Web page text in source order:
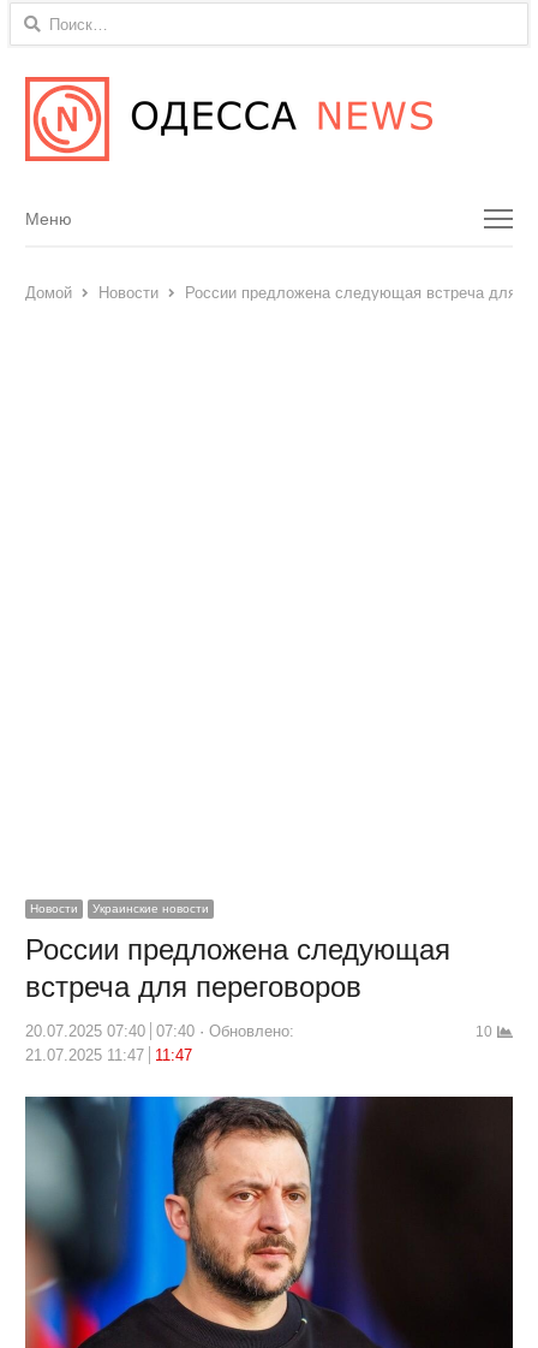
Найти:
Menu
Меню
Домой Новости России предложена следующая встреча для
Новости Украинские новости
России предложена следующая
встреча для переговоров
20.07.2025 07:40 07:40
Обновлено:
21.07.2025 11:47
11:47
10